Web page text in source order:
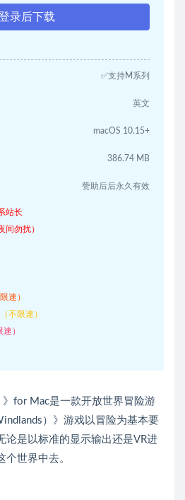
录后下载
✅支持M系列
英文
macOS 10.15+
386.74 MB
赞助后后永久有效
站长
间勿扰）
速）
不限速）
）
》for Mac是一款开放世界冒险游
）》游戏以冒险为基本要
论是以标准的显示输出还是VR进
世界中去。